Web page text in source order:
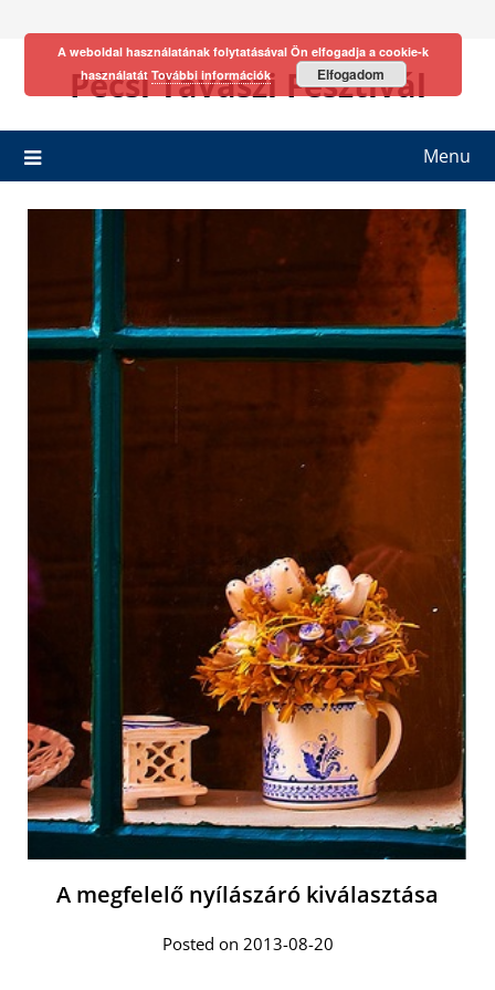
Pécsi Tavaszi Fesztivál
Menu
A megfelelő nyílászáró kiválasztása
Posted on 2013-08-20
A weboldal használatának folytatásával Ön elfogadja a cookie-k
használatát További információk Elfogadom